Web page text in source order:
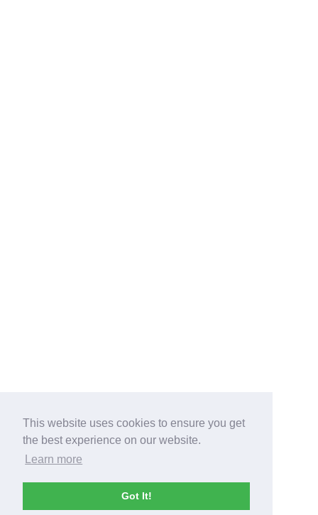
This website uses cookies to ensure you get
the best experience on our website.
Learn more
Got It!